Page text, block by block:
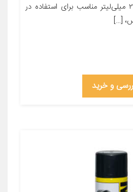
وزن ۲۸۲ گرم حجم ۲۹۵ میلی‌لیتر مناسب برای استفاده در
[…]
و خرید